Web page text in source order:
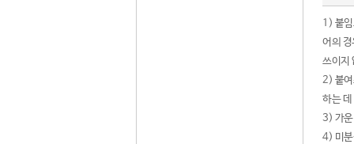
1) 붙
어의
쓰이지
2) 붙여
하는
3) 가운
4) 미분